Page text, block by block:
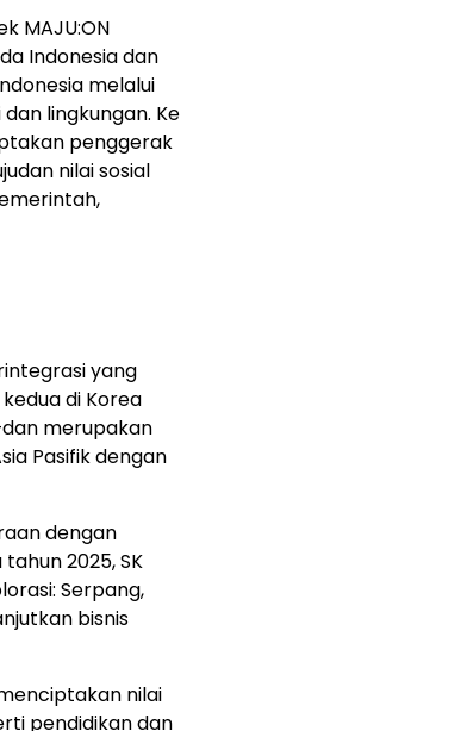
MAJU:ON
Indonesia dan
melalui
lingkungan. Ke
penggerak
nilai sosial
yang
di Korea
merupakan
Pasifik dengan
dengan
2025, SK
Serpang,
bisnis
nilai
pendidikan dan